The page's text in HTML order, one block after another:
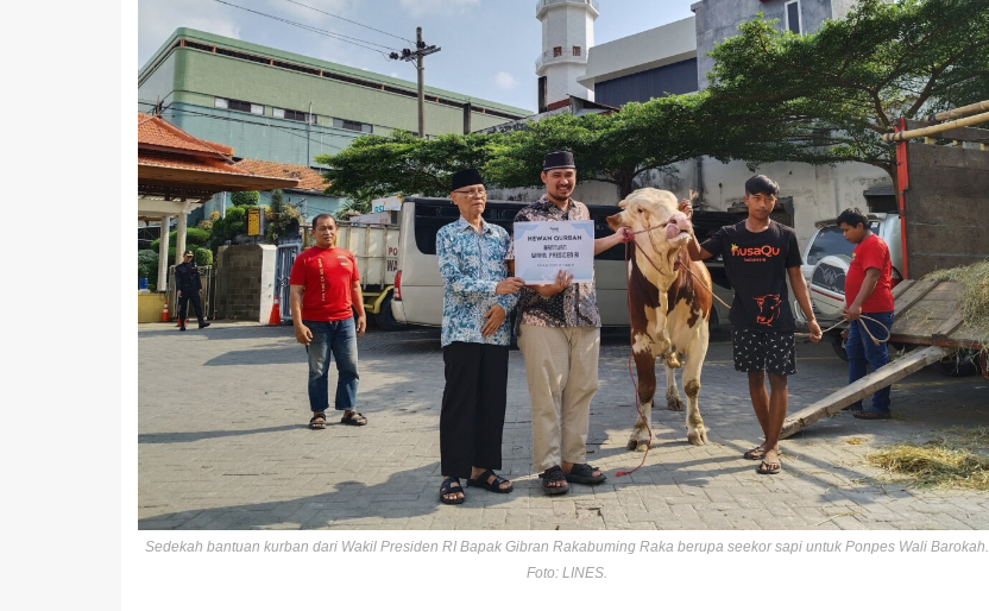
Sedekah bantuan kurban dari Wakil Presiden RI Bapak Gibran Rakabuming Raka berupa seekor sapi untuk Ponpes Wali Barokah.
Foto: LINES.